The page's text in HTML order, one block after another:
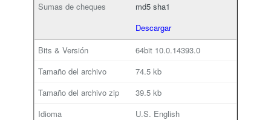
md5 sha1
Descargar
64bit 10.0.14393.0
74.5 kb
39.5 kb
U.S. English